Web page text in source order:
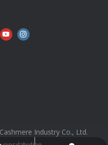
Industry Co., Ltd.